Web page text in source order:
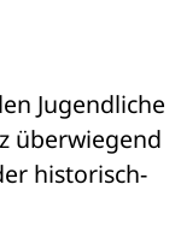
Jugendliche
überwiegend
historisch-